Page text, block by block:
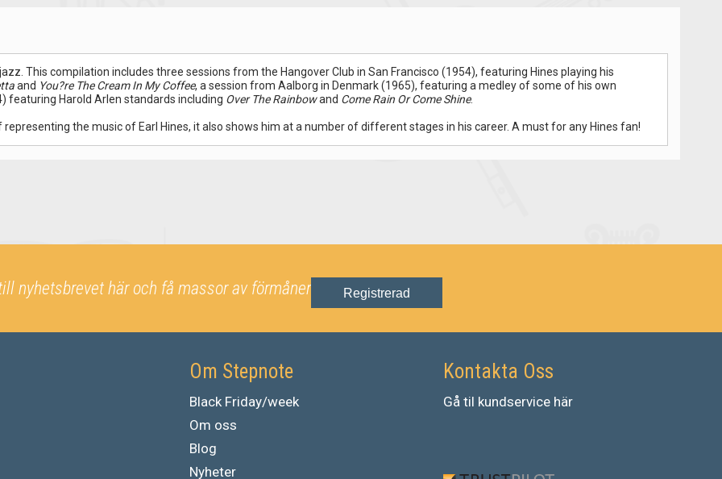
This compilation includes three sessions from the Hangover Club in San Francisco (1954), featuring Hines playing his
and You?re The Cream In My Coffee, a session from Aalborg in Denmark (1965), featuring a medley of some of his own
featuring Harold Arlen standards including Over The Rainbowand Come Rain Or Come Shine.
the music of Earl Hines, it also shows him at a number of different stages in his career. A must for any Hines fan!
nyhetsbrevet här och få massor av förmåner Registrerad
Om Stepnote
Black Friday/week
Om oss
Blog
Nyheter
Kontakta Oss
Gå til kundservice här